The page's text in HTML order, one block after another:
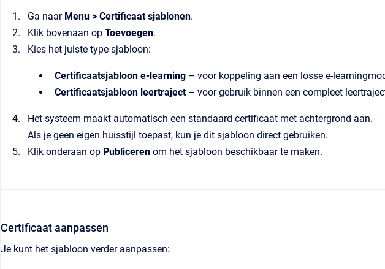
Ga naar Menu > Certificaat sjablonen.
Klik bovenaan op Toevoegen.
Kies het juiste type sjabloon:
Certificaatsjabloon e-learning – voor koppeling aan een losse e-
Certificaatsjabloon leertraject– voor gebruik binnen een compleet
Het systeem maakt automatisch een standaard certificaat met achtergrond aan.
Als je geen eigen huisstijl toepast, kun je dit sjabloon direct gebruiken.
Klik onderaan op Publiceren om het sjabloon beschikbaar te maken.
Certificaat aanpassen
Je kunt het sjabloon verder aanpassen: